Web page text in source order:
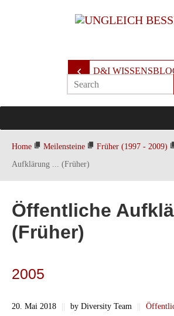
D&I
Home Meilensteine Früher (1997 - 2009)
Aufklärung ... (Früher)
Öffentliche
(Früher)
2005
20. Mai 2018 || by Diversity Team ||